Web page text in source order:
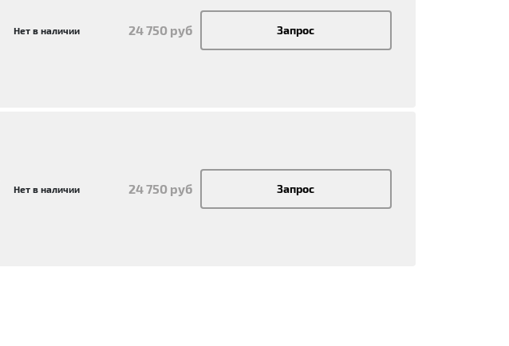
Нет в наличии 24 750 руб Запрос
Нет в наличии 24 750 руб Запрос